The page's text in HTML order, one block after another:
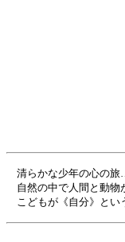
清らかな少年の心の
自然の中で人間と動物
こどもが《自分》とい